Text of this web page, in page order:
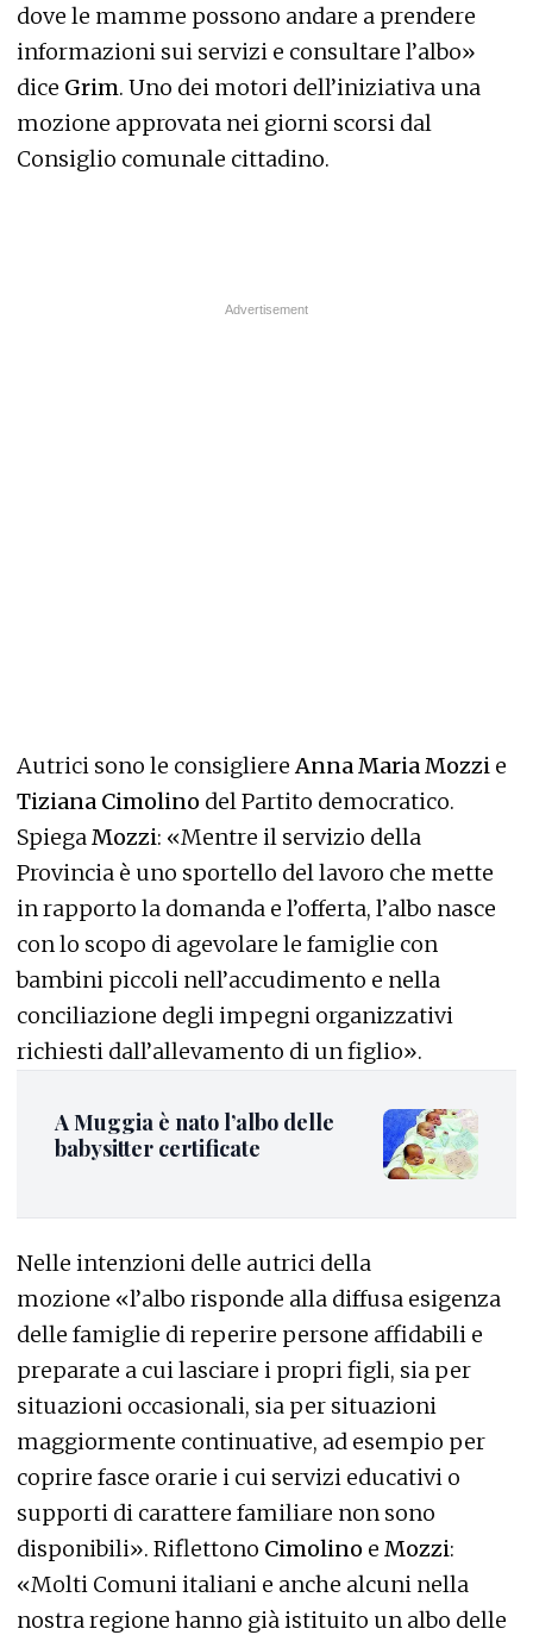
dove le mamme possono andare a prendere
informazioni sui servizi e consultare l’albo»
dice Grim. Uno dei motori dell’iniziativa una
mozione approvata nei giorni scorsi dal
Consiglio comunale cittadino.
Autrici sono le consigliere Anna Maria Mozzi e
Tiziana Cimolino del Partito democratico.
Spiega Mozzi: «Mentre il servizio della
Provincia è uno sportello del lavoro che mette
in rapporto la domanda e l’offerta, l’albo nasce
con lo scopo di agevolare le famiglie con
bambini piccoli nell’accudimento e nella
conciliazione degli impegni organizzativi
richiesti dall’allevamento di un figlio».
A Muggia è nato l’albo delle
babysitter certificate
Nelle intenzioni delle autrici della
mozione «l’albo risponde alla diffusa esigenza
delle famiglie di reperire persone affidabili e
preparate a cui lasciare i propri figli, sia per
situazioni occasionali, sia per situazioni
maggiormente continuative, ad esempio per
coprire fasce orarie i cui servizi educativi o
supporti di carattere familiare non sono
disponibili». Riflettono Cimolino e Mozzi:
«Molti Comuni italiani e anche alcuni nella
nostra regione hanno già istituito un albo delle